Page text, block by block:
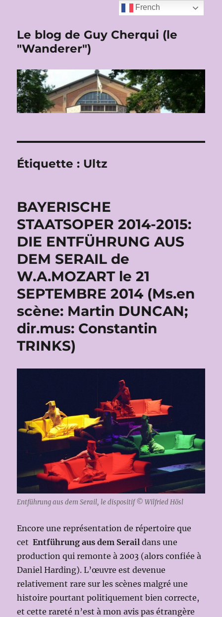
Le blog de Guy Cherqui (le
"Wanderer")
Étiquette : Ultz
BAYERISCHE
STAATSOPER 2014-2015:
DIE ENTFÜHRUNG AUS
DEM SERAIL de
W.A.MOZART le 21
SEPTEMBRE 2014 (Ms.en
scène: Martin DUNCAN;
dir.mus: Constantin
TRINKS)
Entführung aus dem Serail, le dispositif © Wilfried Hösl
Encore une représentation de répertoire que
cetEntführung aus dem Serail dans une
production qui remonte à 2003 (alors confiée à
Daniel Harding). L’œuvre est devenue
relativement rare sur les scènes malgré une
histoire pourtant politiquement bien correcte,
et cette rareté n’est à mon avis pas étrangère
French